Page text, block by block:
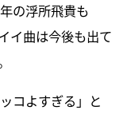
の浮所飛貴も
イ曲は今後も出て
コよすぎる」と